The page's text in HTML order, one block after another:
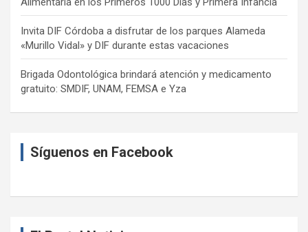
Invita DIF Córdoba a disfrutar de los parques Alameda
«Murillo Vidal» y DIF durante estas vacaciones
Brigada Odontológica brindará atención y medicamento
gratuito: SMDIF, UNAM, FEMSA e Yza
Síguenos en Facebook